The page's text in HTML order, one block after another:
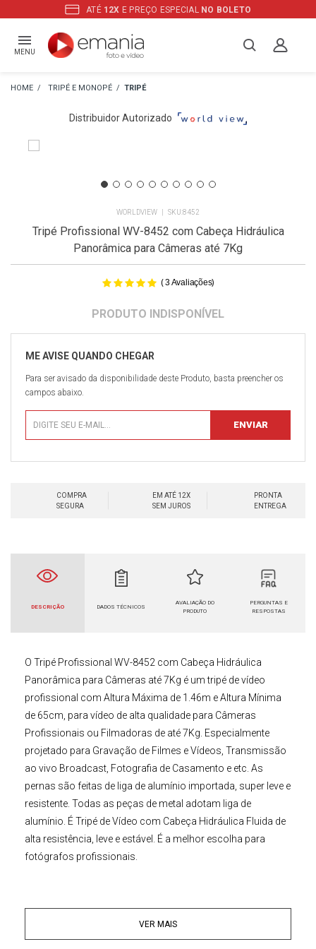
ATÉ 12X E PREÇO ESPECIAL NO BOLETO
MENU
TRIPÉ E MONOPÉ TRIPÉ
Distribuidor Autorizado
WORLDVIEW 8452
Tripé Profissional WV-8452 com Cabeça Hidráulica
Panorâmica para Câmeras até 7Kg
(3Avaliações)
Para ser avisado da disponibilidade deste Produto, basta preencher os
campos abaixo.
COMPRA
SEGURA
EM ATÉ 12X
SEM JUROS
PRONTA
ENTREGA
DESCRIÇÃO DADOS TÉCNICOS
AVALIAÇÃO DO
PRODUTO
PERGUNTAS E
RESPOSTAS
O Tripé Profissional WV-8452 com Cabeça Hidráulica
Panorâmica para Câmeras até 7Kg é um tripé de vídeo
profissional com Altura Máxima de 1.46m e Altura Mínima
de 65cm, para vídeo de alta qualidade para Câmeras
Profissionais ou Filmadoras de até7Kg . Especialmente
projetado para Gravação de Filmes e Vídeos, Transmissão
ao vivo Broadcast, Fotografia de Casamento e etc. As
pernas são feitas de liga de alumínio importada, super leve e
resistente. Todas as peças de metal adotam liga de
alumínio. É Tripé de Vídeo com Cabeça Hidráulica Fluida de
alta resistência, leve e estável. É a melhor escolha para
fotógrafos profissionais.
bloqueio da coluna, estenda completamente todas as
pernas, em seguida, aperte a trava na coluna central para
VER MAIS